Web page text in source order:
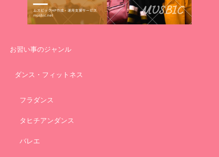
お習い事のジャンル
ダンス・フィットネス
フラダンス
タヒチアンダンス
バレエ